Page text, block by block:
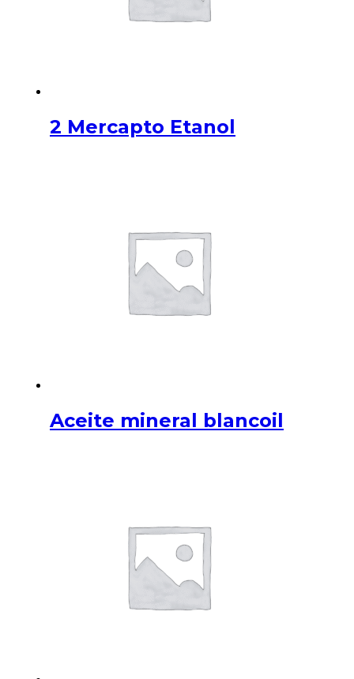
2 Mercapto Etanol
Aceite mineral blancoil